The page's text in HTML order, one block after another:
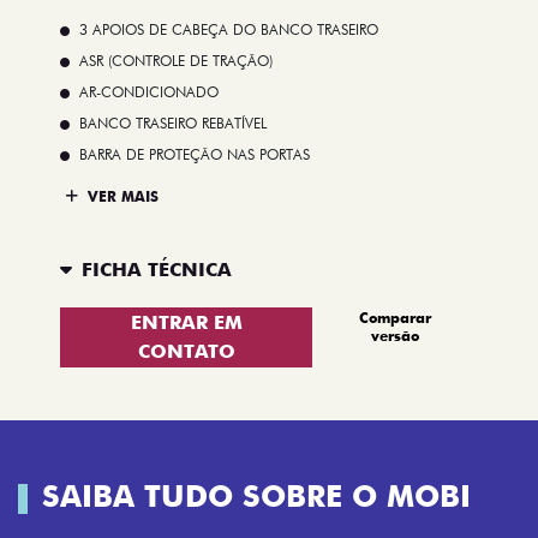
3 APOIOS DE CABEÇA DO BANCO TRASEIRO
ASR (CONTROLE DE TRAÇÃO)
AR-CONDICIONADO
BANCO TRASEIRO REBATÍVEL
BARRA DE PROTEÇÃO NAS PORTAS
VER MAIS
FICHA TÉCNICA
ENTRAR EM
CONTATO
Comparar
versão
SAIBA TUDO SOBRE O MOBI